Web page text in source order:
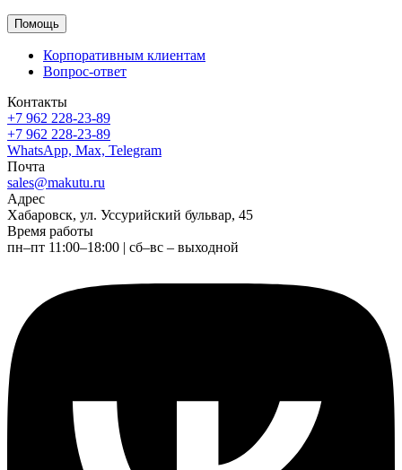
Помощь
Корпоративным клиентам
Вопрос-ответ
Контакты
+7 962 228-23-89
+7 962 228-23-89
WhatsApp, Max, Telegram
Почта
sales@makutu.ru
Адрес
Хабаровск, ул. Уссурийский бульвар, 45
Время работы
пн–пт 11:00–18:00 | сб–вс – выходной